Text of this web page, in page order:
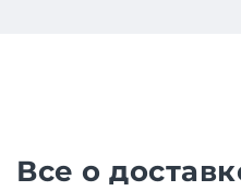
Все о